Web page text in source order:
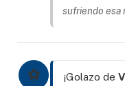
sufriendo esa
⚽ ¡Golazo de